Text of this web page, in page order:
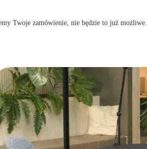
Twoje zamówienie, nie będzie to już możliwe.